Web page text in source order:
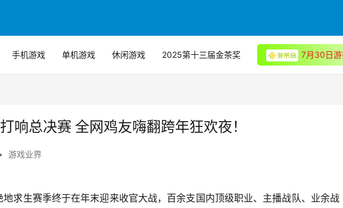
手机游戏 单机游戏 休闲游戏 2025第十三届金茶奖 7月30日
响总决赛 全网鸡友嗨翻跨年狂欢夜！
• 游戏业界
求生赛季终于在年末迎来收官大战，百余支国内顶级职业、主播战队、业余战